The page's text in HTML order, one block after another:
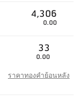
4,306
0.00
33
0.00
ราคาทองคำย้อนหลัง